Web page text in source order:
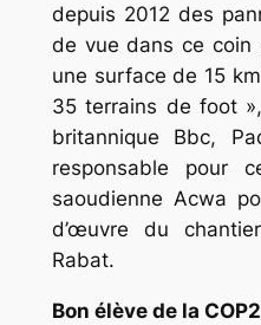
depuis 2012 des
de vue dans ce coin
une surface de 15
35 terrains de foot
britannique Bbc,
responsable pour
saoudienne Acwa
d’œuvre du
Rabat.
Bon élève de la